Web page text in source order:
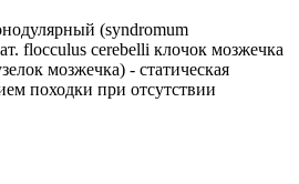
(syndromum
flocculus cerebelli клочок мозжечка
мозжечка) - статическая
походки при отсутствии